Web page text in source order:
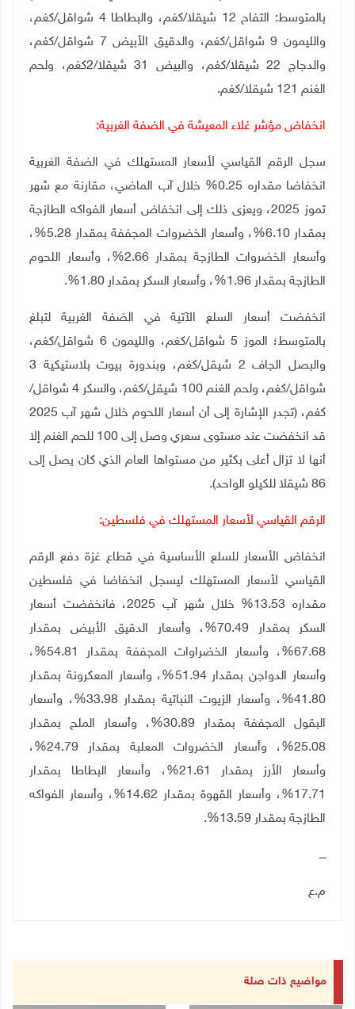
بالمتوسط: التفاح 12 شيقلا/كغم، والبطاطا 4 شواقل/كغم،
والليمون 9 شواقل/كغم، والدقيق الأبيض 7 شواقل/كغم،
والدجاج 22 شيقلا/كغم، والبيض 31 شيقلا/2كغم، ولحم
الغنم 121 شيقلا/كغم.
انخفاض مؤشر غلاء المعيشة في الضفة الغربية:
سجل الرقم القياسي لأسعار المستهلك في الضفة الغربية
انخفاضا مقداره 0.25% خلال آب الماضي، مقارنة مع شهر
تموز 2025، ويعزى ذلك إلى انخفاض أسعار الفواكه الطازجة
بمقدار 6.10%، وأسعار الخضروات المجففة بمقدار 5.28%،
وأسعار الخضروات الطازجة بمقدار 2.66%، وأسعار اللحوم
الطازجة بمقدار 1.96%، وأسعار السكر بمقدار 1.80%.
انخفضت أسعار السلع الآتية في الضفة الغربية لتبلغ
بالمتوسط؛ الموز 5 شواقل/كغم، والليمون 6 شواقل/كغم،
والبصل الجاف 2 شيقل/كغم، وبندورة بيوت بلاستيكية 3
شواقل/كغم، ولحم الغنم 100 شيقل/كغم، والسكر 4 شواقل/
كغم، (تجدر الإشارة إلى أن أسعار اللحوم خلال شهر آب 2025
قد انخفضت عند مستوى سعري وصل إلى 100 للحم الغنم إلا
أنها لا تزال أعلى بكثير من مستواها العام الذي كان يصل إلى
86 شيقلا للكيلو الواحد).
الرقم القياسي لأسعار المستهلك في فلسطين:
انخفاض الأسعار للسلع الأساسية في قطاع غزة دفع الرقم
القياسي لأسعار المستهلك ليسجل انخفاضا في فلسطين
مقداره 13.53% خلال شهر آب 2025، فانخفضت أسعار
السكر بمقدار 70.49%، وأسعار الدقيق الأبيض بمقدار
67.68%، وأسعار الخضراوات المجففة بمقدار 54.81%،
وأسعار الدواجن بمقدار 51.94%، وأسعار المعكرونة بمقدار
41.80%، وأسعار الزيوت النباتية بمقدار 33.98%، وأسعار
البقول المجففة بمقدار 30.89%، وأسعار الملح بمقدار
25.08%، وأسعار الخضروات المعلبة بمقدار 24.79%،
وأسعار الأرز بمقدار 21.61%، وأسعار البطاطا بمقدار
17.71%، وأسعار القهوة بمقدار 14.62%، وأسعار الفواكه
الطازجة بمقدار 13.59%.
ــــ
م.ع
مواضيع ذات صلة